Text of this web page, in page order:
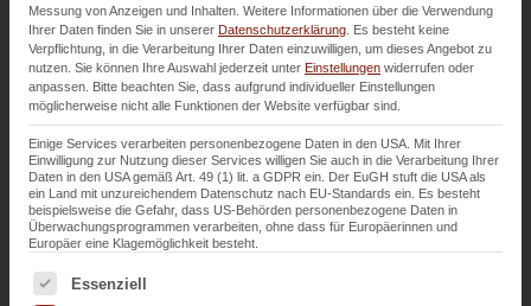
Kanalsanierung und Rohrsanierung ohne aufwendiges
Aufgraben
Kontaktieren Sie uns
Messung von Anzeigen und Inhalten. Weitere Informationen über die Verwendung
Ihrer Daten finden Sie in unserer Datenschutzerklärung Es besteht keine
Verpflichtung, in die Verarbeitung Ihrer Daten einzuwilligen, um dieses Angebot zu
nutzen. Sie können Ihre Auswahl jederzeit unter Einstellungen widerrufen oder
anpassen. Bitte beachten Sie, dass aufgrund individueller Einstellungen
möglicherweise nicht alle Funktionen der Website verfügbar sind.
Einige Services verarbeiten personenbezogene Daten in den USA. Mit Ihrer
Einwilligung zur Nutzung dieser Services willigen Sie auch in die Verarbeitung Ihrer
Daten in den USA gemäß Art. 49 (1) lit. a GDPR ein. Der EuGH stuft die USA als
ein Land mit unzureichendem Datenschutz nach EU-Standards ein. Es besteht
beispielsweise die Gefahr, dass US-Behörden personenbezogene Daten in
Überwachungsprogrammen verarbeiten, ohne dass für Europäerinnen und
Europäer eine Klagemöglichkeit besteht.
Es folgt eine Liste der Service-Gruppen, für die eine
Essenziell